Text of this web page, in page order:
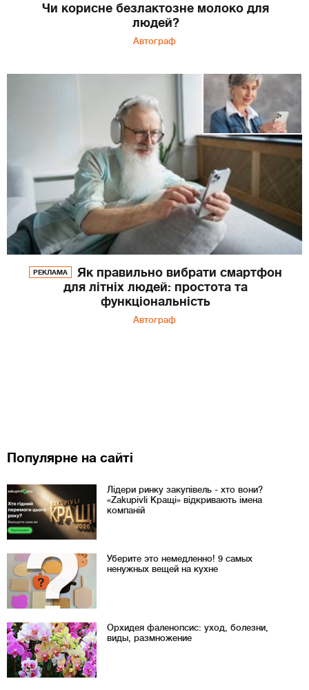
Чи корисне безлактозне молоко для
людей?
Автограф
РЕКЛАМА
Як правильно вибрати смартфон
для літніх людей: простота та
функціональність
Автограф
Популярне на сайті
Лідери ринку закупівель - хто вони?
«Zakupivli Кращі» відкривають імена
компаній
Уберите это немедленно! 9 самых
ненужных вещей на кухне
Орхидея фаленопсис: уход, болезни,
виды, размножение